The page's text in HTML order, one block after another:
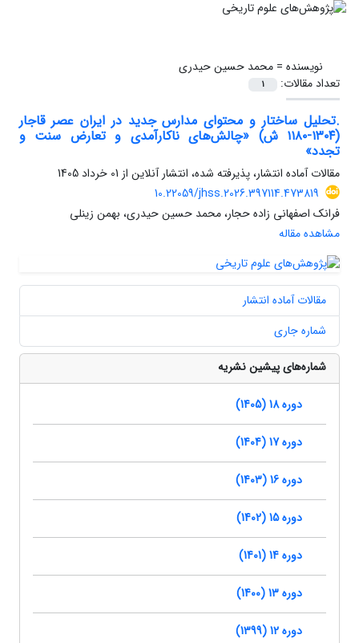
نویسنده =محمد حسین حیدری
تعداد مقالات:
1
.تحلیل ساختار و محتوای مدارس جدید در ایران عصر قاجار
(۱۳۰۴-۱۱۸۰ ش) «چالش‌های ناکارآمدی و تعارض سنت و
تجدد»
مقالات آماده انتشار، پذیرفته شده، انتشار آنلاین از 01 خرداد 1405
10.22059/jhss.2026.397114.473819
فرانک اصفهانی زاده حجار، محمد حسین حیدری، بهمن زینلی
مشاهده مقاله
مقالات آماده انتشار
شماره جاری
شماره‌های پیشین نشریه
دوره 18 (1405)
دوره 17 (1404)
دوره 16 (1403)
دوره 15 (1402)
دوره 14 (1401)
دوره 13 (1400)
دوره 12 (1399)